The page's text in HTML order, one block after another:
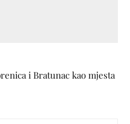
i Bratunac kao mjesta